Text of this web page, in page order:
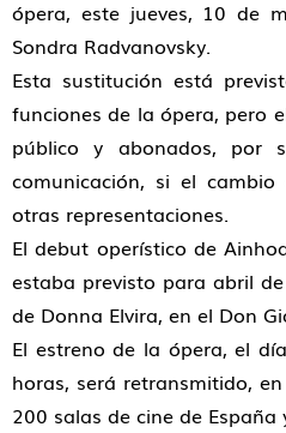
ópera, este jueves, 10 de
Sondra Radvanovsky.
Esta sustitución está
funciones de la ópera, pero
público y abonados, por
comunicación, si el
otras representaciones.
El debut operístico de
estaba previsto para abril
de Donna Elvira, en el Don
El estreno de la ópera, el
horas, será retransmitido,
200 salas de cine de España